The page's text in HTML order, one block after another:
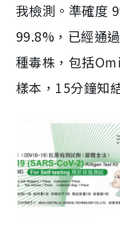
我檢測。準確度
99.8%，已經通
種毒株，包括
樣本，15分鐘知